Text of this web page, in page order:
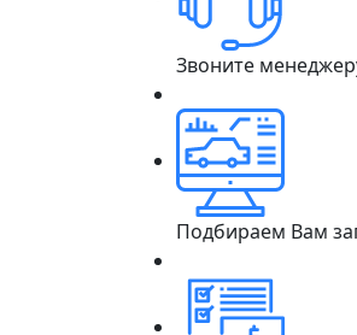
Звоните
Подбираем Вам